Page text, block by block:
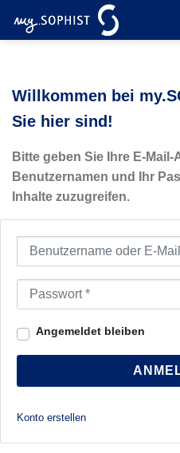
Inhalt
Willkommen bei
Sie hier sind!
Bitte geben Sie Ihre E-
Benutzernamen und Ihr
Inhalte zuzugreifen.
Benutzername oder E-Mail-
Passwort
Angemeldet bleiben
Konto erstellen